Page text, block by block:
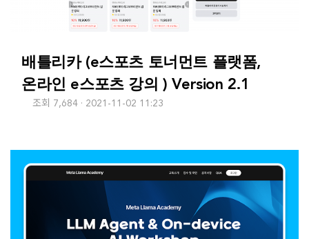
배틀리카 (e스포츠 토너먼트 플랫폼,
온라인 e스포츠 강의 ) Version 2.1
조회 7,684 2021-11-02 11:23